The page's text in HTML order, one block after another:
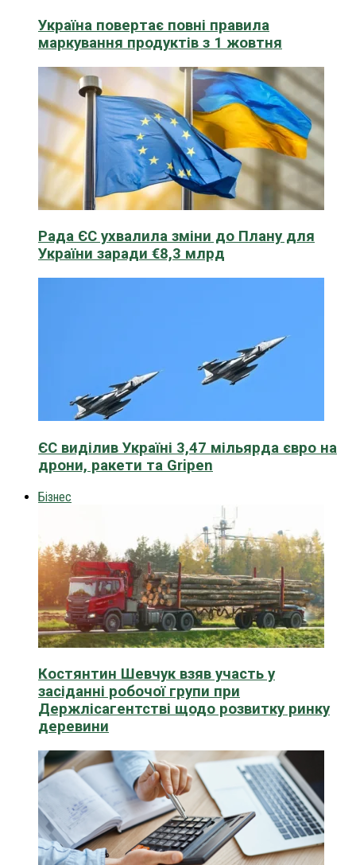
Україна повертає повні правила
маркування продуктів з 1 жовтня
Рада ЄС ухвалила зміни до Плану для
України заради €8,3 млрд
ЄС виділив Україні 3,47 мільярда євро на
дрони, ракети та Gripen
Бізнес
Костянтин Шевчук взяв участь у
засіданні робочої групи при
Держлісагентстві щодо розвитку ринку
деревини